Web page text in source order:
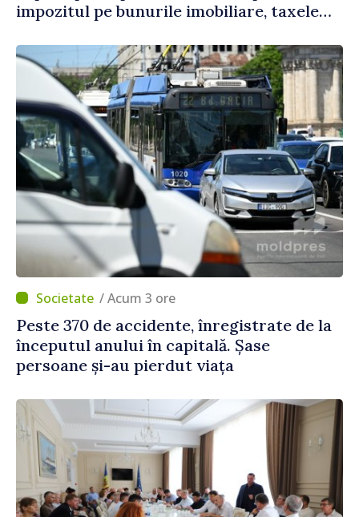
impozitul pe bunurile imobiliare, taxele
/ Acum 3 ore
Peste 370 de accidente, înregistrate de la
începutul anului în capitală. Șase
persoane și-au pierdut viața